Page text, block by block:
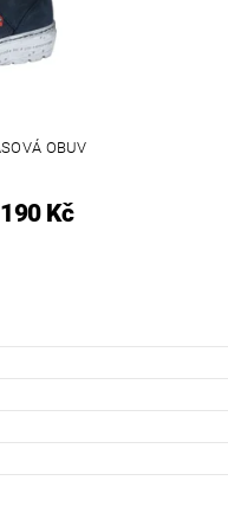
OBUV
Kč